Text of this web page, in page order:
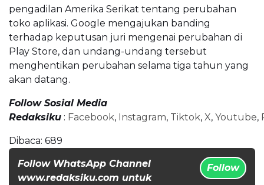
pengadilan Amerika Serikat tentang perubahan
toko aplikasi. Google mengajukan banding
terhadap keputusan juri mengenai perubahan di
Play Store, dan undang-undang tersebut
menghentikan perubahan selama tiga tahun yang
akan datang.
Follow Sosial Media
Redaksiku : Facebook, Instagram, Tiktok, X, Youtube,
Dibaca: 689
Follow WhatsApp Channel
www.redaksiku.com untuk
Follow